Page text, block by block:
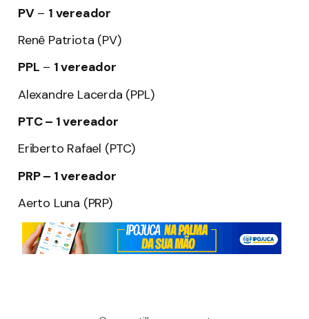
PV– 1 vereador
Renê Patriota (PV)
PPL – 1 vereador
Alexandre Lacerda (PPL)
PTC – 1 vereador
Eriberto Rafael (PTC)
PRP – 1 vereador
Aerto Luna (PRP)